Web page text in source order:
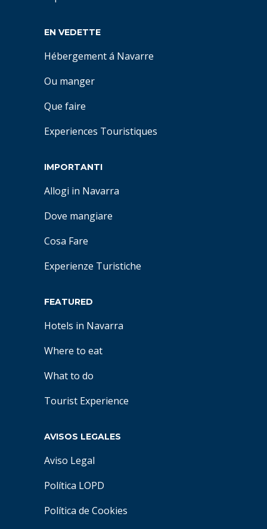
EN VEDETTE
Hébergement á Navarre
Ou manger
Que faire
Experiences Touristiques
IMPORTANTI
Allogi in Navarra
Dove mangiare
Cosa Fare
Experienze Turistiche
FEATURED
Hotels in Navarra
Where to eat
What to do
Tourist Experience
AVISOS LEGALES
Aviso Legal
Política LOPD
Política de Cookies